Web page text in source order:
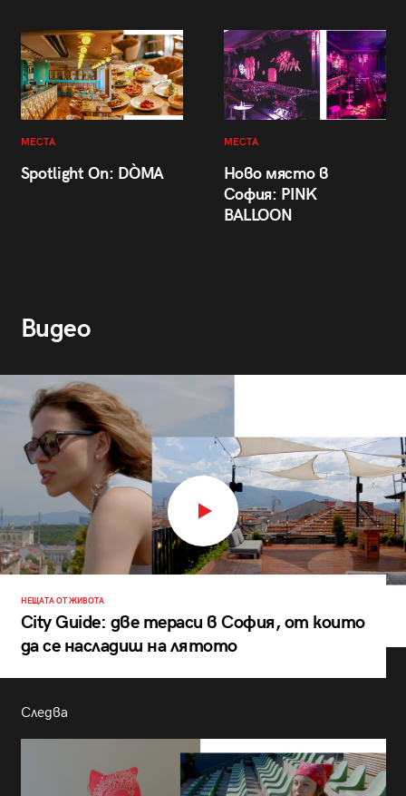
МЕСТА
Spotlight On: DÒMA
МЕСТА
Ново място в
София: PINK
BALLOON
Видео
НЕЩАТА ОТ ЖИВОТА
City Guide: две тераси в София, от които
да се насладиш на лятото
Следва